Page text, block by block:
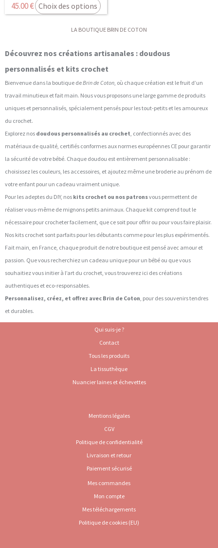
45.00€ Choix des options
LA BOUTIQUE BRIN DE COTON
Découvrez nos créations artisanales : doudous
personnalisés et kits crochet
Bienvenue dans la boutique deBrin de Coton, où chaque création est le fruit d’un
travail minutieux et fait main. Nous vous proposons une large gamme de produits
uniques et personnalisés, spécialement pensés pour les tout-petits et les amoureux
du crochet.
Explorez nos doudous personnalisés au crochet, confectionnés avec des
matériaux de qualité, certifiés conformes aux normes européennes CE pour garantir
la sécurité de votre bébé. Chaque doudou est entièrement personnalisable :
choisissez les couleurs, les accessoires, et ajoutez même une broderie au prénom de
votre enfant pour un cadeau vraiment unique.
Pour les adeptes du DIY, nos kits crochet ou nos patronsvous permettent de
réaliser vous-même de mignons petits animaux. Chaque kit comprend tout le
nécessaire pour crocheter facilement, que ce soit pour offrir ou pour vous faire plaisir.
Nos kits crochet sont parfaits pour les débutants comme pour les plus expérimentés.
Fait main, en France, chaque produit de notre boutique est pensé avec amour et
passion. Que vous recherchiez un cadeau unique pour un bébé ou que vous
souhaitiez vous initier à l’art du crochet, vous trouverez ici des créations
authentiques et eco-responsables.
Personnalisez, créez, et offrez avec Brin de Coton, pour des souvenirs tendres
et durables.
Qui suis-je ?
Contact
Tous les produits
La tissuthèque
Nuancier laines et échevettes
Mentions légales
CGV
Politique de confidentialité
Livraison et retour
Paiement sécurisé
Mes commandes
Mon compte
Mes téléchargements
Politique de cookies (EU)